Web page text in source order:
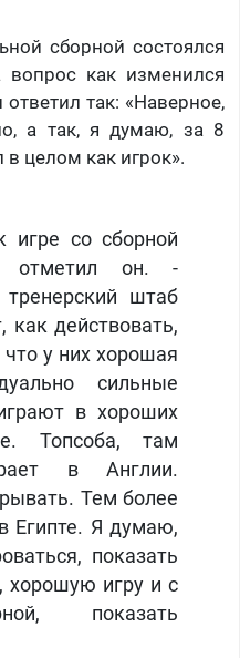
сборной состоялся
вопрос как изменился
так: «Наверное,
а так, я думаю, за 8
целом как игрок».
игре со сборной
- отметил он. -
штаб
как действовать,
у них хорошая
сильные
в хороших
Топсоба, там
в Англии.
Тем более
Египте. Я думаю,
показать
хорошую игру и с
показать